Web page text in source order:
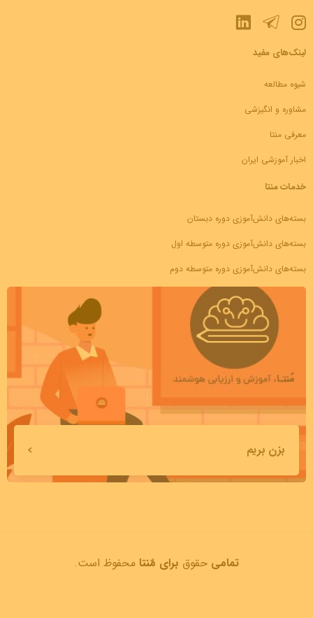
لینک‌های مفید
شیوه مطالعه
مشاوره و انگیزشی
معرفی منتا
اخبار آموزشی ایران
خدمات منتا
بسته‌های دانش‌آموزی دوره دبستان
بسته‌های دانش‌آموزی دوره متوسطه اول
بسته‌های دانش‌آموزی دوره متوسطه دوم
بزن بریم
تمامی حقوق برای مٌنتا محفوظ است.